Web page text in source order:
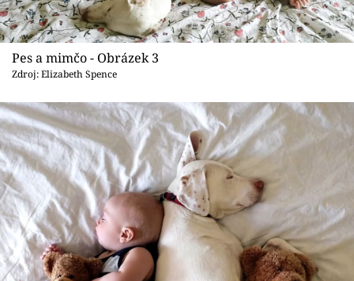
Pes a mimčo - Obrázek 3
Zdroj: Elizabeth Spence